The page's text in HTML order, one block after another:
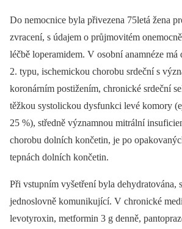
Do nemocnice byla přivezena 75letá žena
zvracení, s údajem o průjmovitém
léčbě loperamidem. V osobní anamnéze má
2. typu, ischemickou chorobu srdeční s
koronárním postižením, chronické srdeční
těžkou systolickou dysfunkci levé komory
25 %), středně významnou mitrální
chorobu dolních končetin, je po
tepnách dolních končetin.
Při vstupním vyšetření byla dehydratována,
jednoslovně komunikující. V chronické
levotyroxin, metformin 3 g denně,